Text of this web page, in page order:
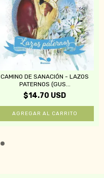
CAMINO DE SANACIÓN - LAZOS
PATERNOS (GUS...
$14.70 USD